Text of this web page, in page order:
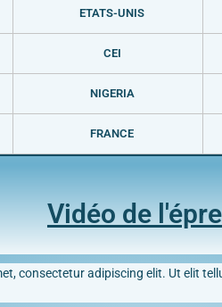
ETATS-UNIS
CEI
NIGERIA
FRANCE
Vidéo de
consectetur adipiscing elit. Ut elit